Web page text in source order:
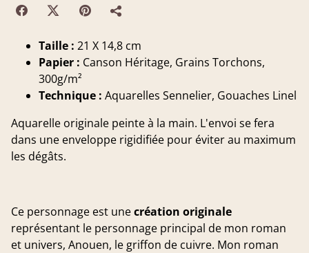
Taille : 21 X 14,8 cm
Papier : Canson Héritage, Grains Torchons,
300g/m²
Technique : Aquarelles Sennelier, Gouaches Linel
Aquarelle originale peinte à la main. L'envoi se fera
dans une enveloppe rigidifiée pour éviter au maximum
les dégâts.
Ce personnage est unecréation originale
représentant le personnage principal de mon roman
et univers, Anouen, le griffon de cuivre. Mon roman